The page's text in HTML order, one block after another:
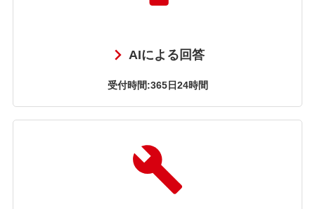
AIによる回答
受付時間:365日24時間